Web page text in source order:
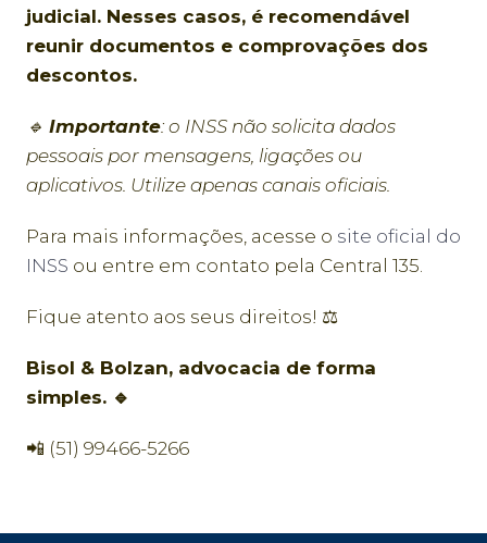
judicial. Nesses casos, é recomendável
reunir documentos e comprovações dos
descontos.
🔹 Importante: o INSS não solicita dados
pessoais por mensagens, ligações ou
aplicativos. Utilize apenas canais oficiais.
Para mais informações, acesse o site oficial do
INSS ou entre em contato pela Central 135.
Fique atento aos seus direitos! ⚖️
Bisol & Bolzan, advocacia de forma
simples. 🔹
📲 (51) 99466-5266